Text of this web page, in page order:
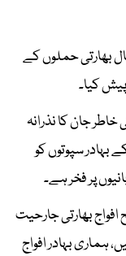
بھارتی حملوں کے
کیا۔
جان کا نذرانہ
بہادر سپوتوں کو
پر فخر ہے۔
بھارتی جارحیت
ہماری بہادر افواج